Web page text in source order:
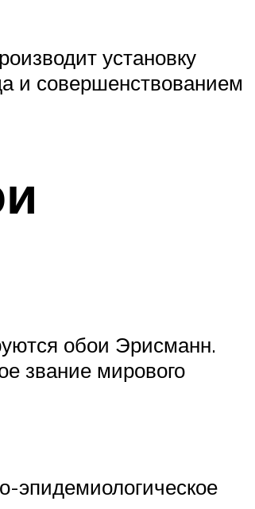
установку
и совершенствованием
обои Эрисманн.
звание мирового
эпидемиологическое